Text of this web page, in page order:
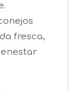
fresca,